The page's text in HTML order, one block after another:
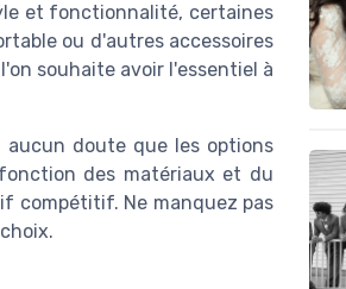
et fonctionnalité, certaines
ou d'autres accessoires
souhaite avoir l'essentiel à
doute que les options
des matériaux et du
compétitif. Ne manquez pas